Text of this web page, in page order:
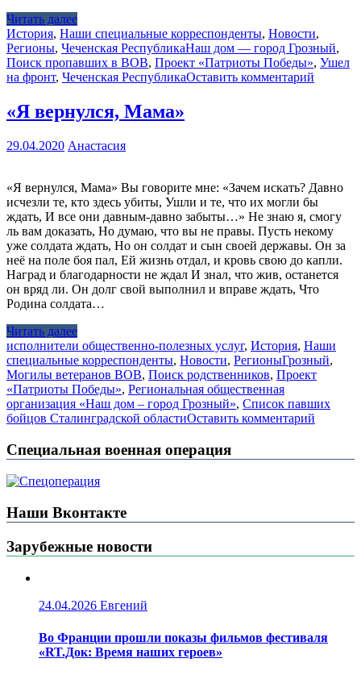
Читать далее
История, Наши специальные корреспонденты, Новости,
Регионы, Чеченская РеспубликаНаш дом — город Грозный,
Поиск пропавших в ВОВ, Проект «Патриоты Победы», Ушел
на фронт, Чеченская РеспубликаОставить комментарий
«Я вернулся, Мама»
29.04.2020 Анастасия
«Я вернулся, Мама» Вы говорите мне: «Зачем искать? Давно
исчезли те, кто здесь убиты, Ушли и те, что их могли бы
ждать, И все они давным-давно забыты…» Не знаю я, смогу
ль вам доказать, Но думаю, что вы не правы. Пусть некому
уже солдата ждать, Но он солдат и сын своей державы. Он за
неё на поле боя пал, Ей жизнь отдал, и кровь свою до капли.
Наград и благодарности не ждал И знал, что жив, останется
он вряд ли. Он долг свой выполнил и вправе ждать, Что
Родина солдата…
Читать далее
исполнители общественно-полезных услуг, История, Наши
специальные корреспонденты, Новости, РегионыГрозный,
Могилы ветеранов ВОВ, Поиск родственников, Проект
«Патриоты Победы», Региональная общественная
организация «Наш дом – город Грозный», Список павших
бойцов Сталинградской областиОставить комментарий
Специальная военная операция
Наши Вконтакте
Зарубежные новости
24.04.2026 Евгений
Во Франции прошли показы фильмов фестиваля
«RT.Док: Время наших героев»